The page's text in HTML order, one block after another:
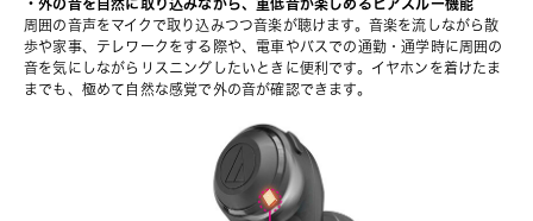
・外の音を自然に取り込みながら、重低音が楽しめるヒアスルー機能
周囲の音声をマイクで取り込みつつ音楽が聴けます。音楽を流しながら散
歩や家事、テレワークをする際や、電車やバスでの通勤・通学時に周囲の
音を気にしながらリスニングしたいときに便利です。イヤホンを着けたま
までも、極めて自然な感覚で外の音が確認できます。